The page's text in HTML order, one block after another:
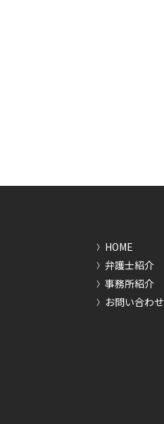
HOME
弁護士紹介
事務所紹介
お問い合わせ